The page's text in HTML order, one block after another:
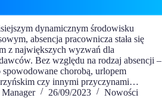
dynamicznym środowisku
absencja pracownicza stała się
z największych wyzwań dla
Bez względu na rodzaj absencji –
spowodowane chorobą, urlopem
czy innymi przyczynami…
Manager
26/09/2023 Nowości